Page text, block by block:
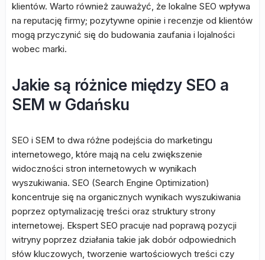
klientów. Warto również zauważyć, że lokalne SEO wpływa
na reputację firmy; pozytywne opinie i recenzje od klientów
mogą przyczynić się do budowania zaufania i lojalności
wobec marki.
Jakie są różnice między SEO a
SEM w Gdańsku
SEO i SEM to dwa różne podejścia do marketingu
internetowego, które mają na celu zwiększenie
widoczności stron internetowych w wynikach
wyszukiwania. SEO (Search Engine Optimization)
koncentruje się na organicznych wynikach wyszukiwania
poprzez optymalizację treści oraz struktury strony
internetowej. Ekspert SEO pracuje nad poprawą pozycji
witryny poprzez działania takie jak dobór odpowiednich
słów kluczowych, tworzenie wartościowych treści czy